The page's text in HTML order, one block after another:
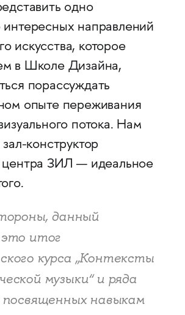
одно
интересных направлений
искусства, которое
в Школе Дизайна,
порассуждать
опыте переживания
потока. Нам
конструктор
центра ЗИЛ — идеальное
данный
итог
курса „Контексты
музыки“ и ряда
навыкам